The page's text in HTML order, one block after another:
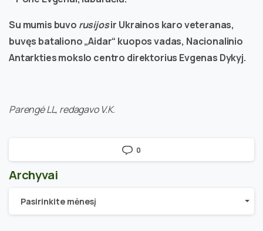
Su mumis buvo rusijosir Ukrainos karo veteranas,
buvęs bataliono „Aidar“ kuopos vadas, Nacionalinio
Antarkties mokslo centro direktorius Evgenas Dykyj.
Parengė LL, redagavo V.K.
0
Archyvai
Archyvai
Pasirinkite mėnesį